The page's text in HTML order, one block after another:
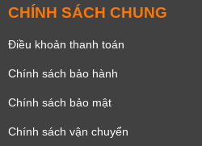
CHÍNH SÁCH CHUNG
Điều khoản thanh toán
Chính sách bảo hành
Chính sách bảo mật
Chính sách vận chuyển